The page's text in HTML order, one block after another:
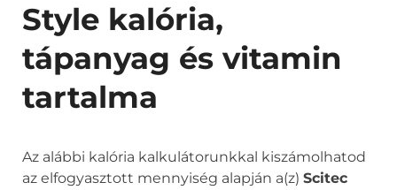
Style kalória,
tápanyag és vitamin
tartalma
Az alábbi kalória kalkulátorunkkal kiszámolhatod
az elfogyasztott mennyiség alapján a(z) Scitec